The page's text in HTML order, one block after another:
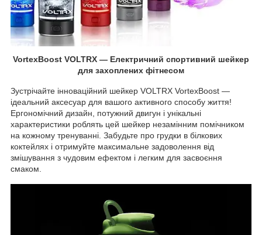
VortexBoost VOLTRX — Електричний спортивний шейкер
для захоплених фітнесом
Зустрічайте інноваційний шейкер VOLTRX VortexBoost —
ідеальний аксесуар для вашого активного способу життя!
Ергономічний дизайн, потужний двигун і унікальні
характеристики роблять цей шейкер незамінним помічником
на кожному тренуванні. Забудьте про грудки в білкових
коктейлях і отримуйте максимальне задоволення від
змішування з чудовим ефектом і легким для засвоєння
смаком.